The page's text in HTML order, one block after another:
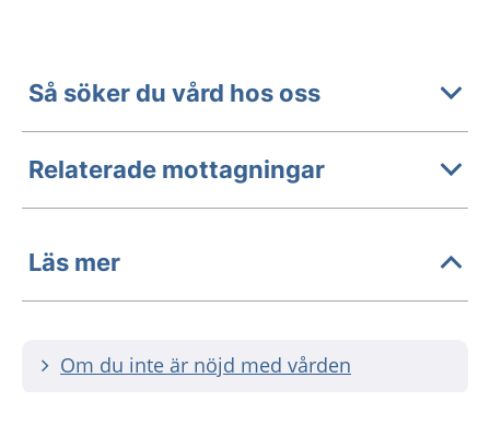
Så söker du vård hos oss
Relaterade mottagningar
Läs mer
Om du inte är nöjd med vården